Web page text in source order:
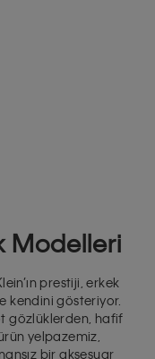
Modelleri
prestiji, erkek
kendini gösteriyor.
gözlüklerden, hafif
yelpazemiz,
bir aksesuar